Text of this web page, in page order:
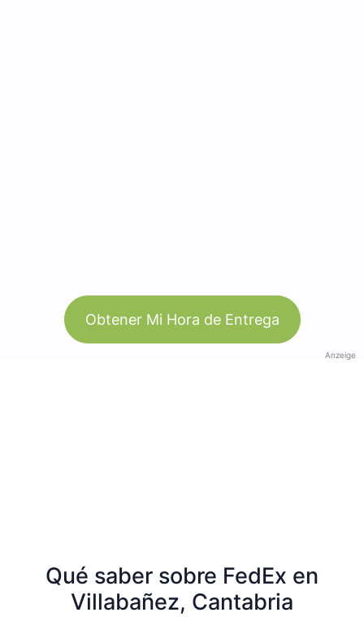
Obtener Mi Hora de Entrega
Anzeige
Qué saber sobre FedEx en
Villabañez, Cantabria